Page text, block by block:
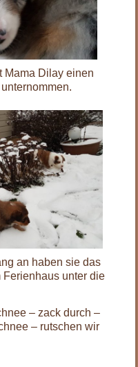
Mama Dilay einen
an haben sie das
Ferienhaus unter die
– zack durch –
– rutschen wir